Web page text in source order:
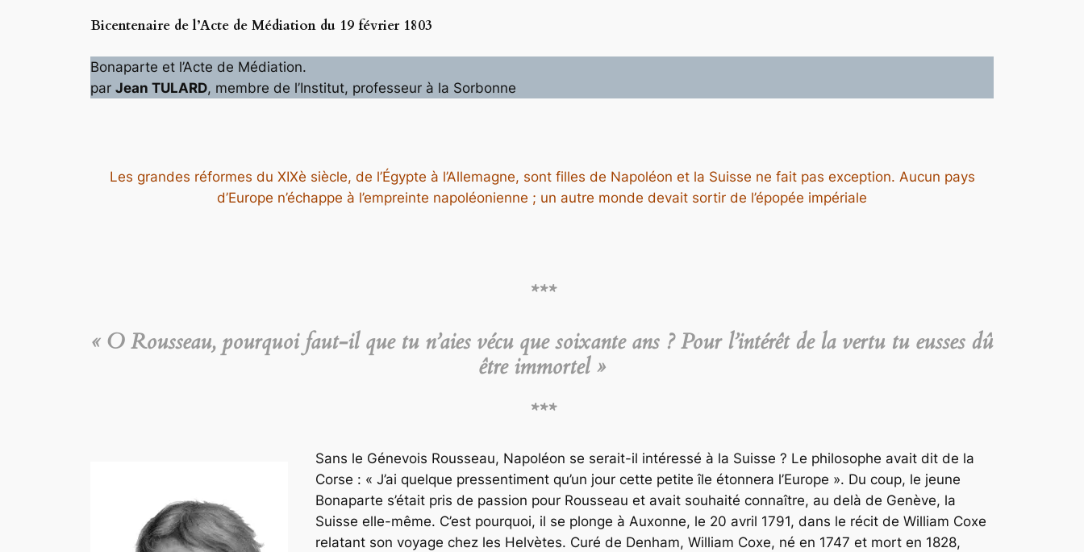
Bicentenaire de l’Acte de Médiation du 19 février 1803
Bonaparte et l’Acte de Médiation.
par Jean TULARD, membre de l’Institut, professeur à la Sorbonne
Les grandes réformes du XIXè siècle, de l’Égypte à l’Allemagne, sont filles de Napoléon et la Suisse ne fait pas exception. Aucun pays
d’Europe n’échappe à l’empreinte napoléonienne ; un autre monde devait sortir de l’épopée impériale
***
« O Rousseau, pourquoi faut-il que tu n’aies vécu que soixante ans ? Pour l’intérêt de la vertu tu eusses dû
être immortel »
***
Sans le Génevois Rousseau, Napoléon se serait-il intéressé à la Suisse ? Le philosophe avait dit de la
Corse : « J’ai quelque pressentiment qu’un jour cette petite île étonnera l’Europe ». Du coup, le jeune
Bonaparte s’était pris de passion pour Rousseau et avait souhaité connaître, au delà de Genève, la
Suisse elle-même. C’est pourquoi, il se plonge à Auxonne, le 20 avril 1791, dans le récit de William Coxe
relatant son voyage chez les Helvètes. Curé de Denham, William Coxe, né en 1747 et mort en 1828,